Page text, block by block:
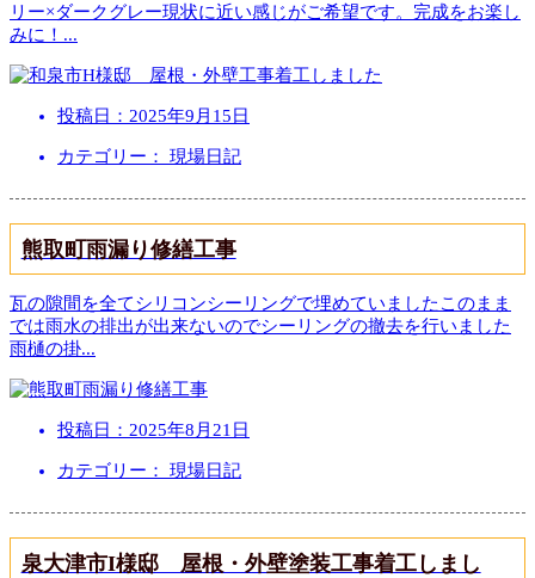
リー×ダークグレー現状に近い感じがご希望です。完成をお楽し
みに！ ...
投稿日： 2025年9月15日
カテゴリー： 現場日記
熊取町雨漏り修繕工事
瓦の隙間を全てシリコンシーリングで埋めていましたこのまま
では雨水の排出が出来ないのでシーリングの撤去を行いました
雨樋の掛...
投稿日： 2025年8月21日
カテゴリー： 現場日記
泉大津市I様邸 屋根・外壁塗装工事着工しまし